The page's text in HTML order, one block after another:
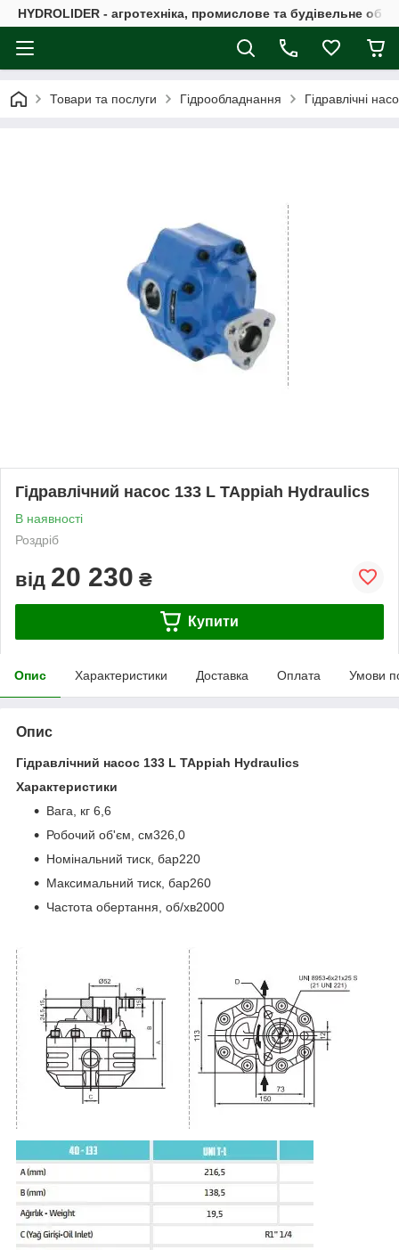
HYDROLIDER - агротехніка, промислове та будівельне
Товари та послуги Гідрообладнання Гідравлічні
Гідравлічний насос 133 L TAppiah Hydraulics
В наявності
Роздріб
від 20 230 ₴
Купити
Опис Характеристики Доставка Оплата Умови
Опис
Гідравлічний насос 133 L TAppiah Hydraulics
Характеристики
Вага, кг 6,6
Робочий об'єм, см326,0
Номінальний тиск, бар220
Максимальний тиск, бар260
Частота обертання, об/хв2000